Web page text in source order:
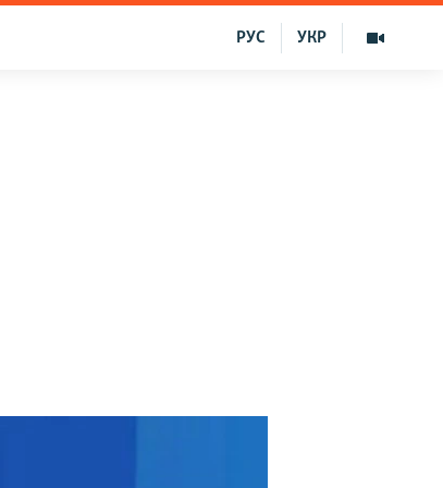
УКР
РУС